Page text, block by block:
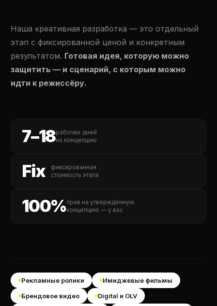
Наша креативная разработка — это отдельный
этап с фиксированной ценой и конкретным
результатом. Готовая идея, которую можно
защитить — и сценарий, с которым можно
идти к режиссёру.
7–18рабочих дней
на концепцию
Fix
фиксированная
стоимость этапа
100%прав на утверждённую
концепцию — у вас
Рекламные ролики
Имиджевые фильмы
Брендовое видео
Digital и OLV